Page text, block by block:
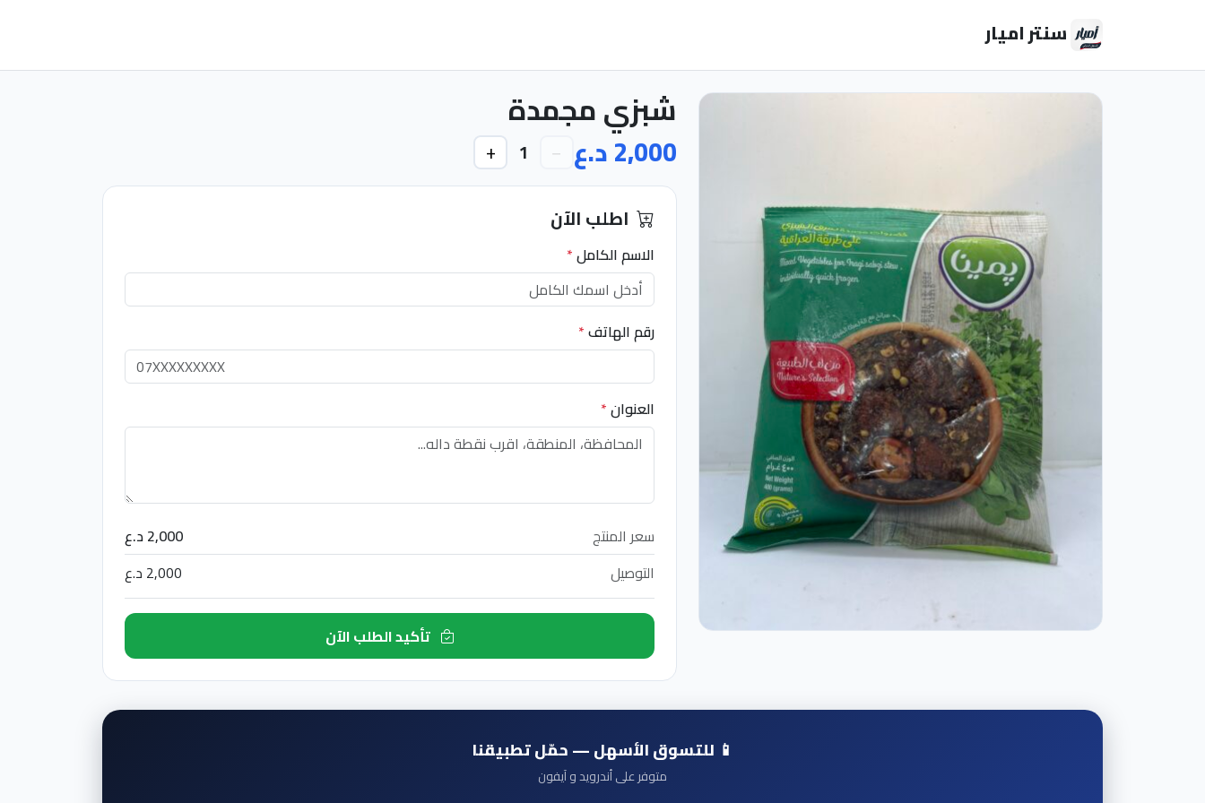
سنتر اميار
شبزي مجمدة
2,000 د.ع −
1
+
اطلب الآن
الاسم الكامل*
رقم الهاتف*
العنوان*
سعر المنتج
2,000 د.ع
التوصيل
2,000 د.ع
تأكيد الطلب الآن
📱 للتسوق الأسهل — حمّل تطبيقنا
متوفر على أندرويد و آيفون